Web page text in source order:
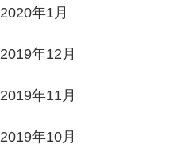
2020年1月
2019年12月
2019年11月
2019年10月